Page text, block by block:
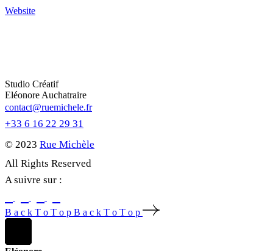
Website
Studio Créatif
Eléonore Auchatraire
contact@ruemichele.fr
+33 6 16 22 29 31
© 2023 Rue Michèle
All Rights Reserved
A suivre sur :
B a c k T o T o p B a c k T o T o p